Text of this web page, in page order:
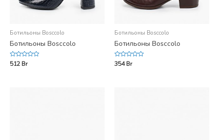
Ботильоны Bosccolo
Ботильоны Bosccolo
Rated
0
512 Br
Ботильоны Bosccolo
Ботильоны Bosccolo
Rated
0
354Br